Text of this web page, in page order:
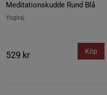
Meditationskudde Rund Blå
Yogiraj
529 kr Köp